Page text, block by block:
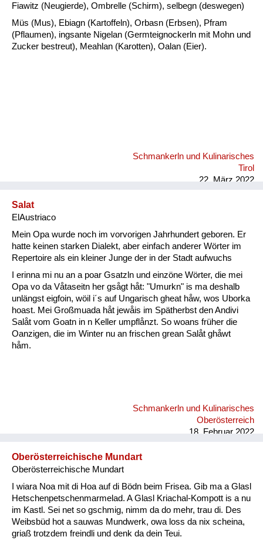
Fiawitz (Neugierde), Ombrelle (Schirm), selbegn (deswegen)
Müs (Mus), Ebiagn (Kartoffeln), Orbasn (Erbsen), Pfram
(Pflaumen), ingsante Nigelan (Germteignockerln mit Mohn und
Zucker bestreut), Meahlan (Karotten), Oalan (Eier).
Schmankerln und Kulinarisches
Tirol
22. März 2022
Salat
ElAustriaco
Mein Opa wurde noch im vorvorigen Jahrhundert geboren. Er
hatte keinen starken Dialekt, aber einfach anderer Wörter im
Repertoire als ein kleiner Junge der in der Stadt aufwuchs
I erinna mi nu an a poar Gsatzln und einzöne Wörter, die mei
Opa vo da Våtaseitn her gsågt håt: "Umurkn" is ma deshalb
unlängst eigfoin, wöil i´s auf Ungarisch gheat håw, wos Uborka
hoast. Mei Großmuada håt jewåis im Spätherbst den Andivi
Salåt vom Goatn in n Keller umpflånzt. So woans früher die
Oanzigen, die im Winter nu an frischen grean Salåt ghåwt
håm.
Schmankerln und Kulinarisches
Oberösterreich
18. Februar 2022
Oberösterreichische Mundart
Oberösterreichische Mundart
I wiara Noa mit di Hoa auf di Bödn beim Frisea. Gib ma a Glasl
Hetschenpetschenmarmelad. A Glasl Kriachal-Kompott is a nu
im Kastl. Sei net so gschmig, nimm da do mehr, trau di. Des
Weibsbüd hot a sauwas Mundwerk, owa loss da nix scheina,
griaß trotzdem freindli und denk da dein Teui.